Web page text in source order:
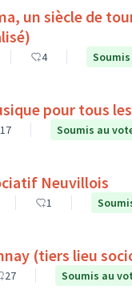
un siècle de
4
pour tous
17 Soumis au
Neuvillois
1
(tiers lieu
27 Soumis au